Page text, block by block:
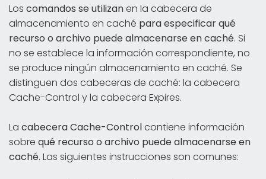
Los comandos se utilizanen la cabecera de
almacenamiento en caché para especificar qué
recurso o archivo puede almacenarse en caché. Si
no se establece la información correspondiente, no
se produce ningún almacenamiento en caché. Se
distinguen dos cabeceras de caché: la cabecera
Cache-Control y la cabecera Expires.
La cabecera Cache-Controlcontiene información
sobre qué recurso o archivo puede almacenarse en
caché. Las siguientes instrucciones son comunes: